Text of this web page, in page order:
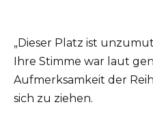
„Dieser Platz ist
Ihre Stimme war laut
Aufmerksamkeit der
sich zu ziehen.